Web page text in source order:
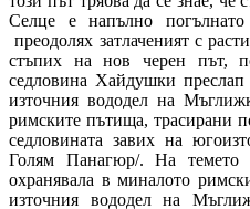
Селце е напълно
преодолях затлаченият с
стъпих на нов черен път,
седловина Хайдушки
източния вододел на
римските пътища, трасирани
седловината завих на
Голям Панагюр/. На темето
охранявала в миналото
източния вододел на